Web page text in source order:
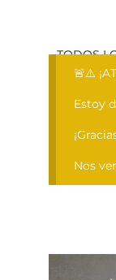
TODOS
🚨⚠️
Estoy
Nos